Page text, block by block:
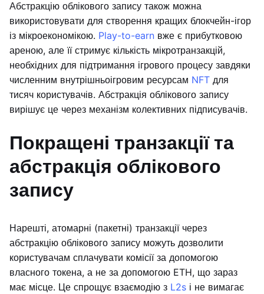
Абстракцію облікового запису також можна
використовувати для створення кращих блокчейн-ігор
із мікроекономікою. Play-to-earn вже є прибутковою
ареною, але її стримує кількість мікротранзакцій,
необхідних для підтримання ігрового процесу завдяки
численним внутрішньоігровим ресурсам NFT для
тисяч користувачів. Абстракція облікового запису
вирішує це через механізм колективних підписувачів.
Покращені транзакції та
абстракція облікового
запису
Нарешті, атомарні (пакетні) транзакції через
абстракцію облікового запису можуть дозволити
користувачам сплачувати комісії за допомогою
власного токена, а не за допомогою ETH, що зараз
має місце. Це спрощує взаємодію з L2s і не вимагає